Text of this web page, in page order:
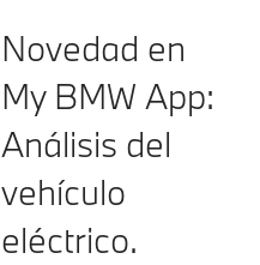
Novedad en
My BMW App:
Análisis del
vehículo
eléctrico.